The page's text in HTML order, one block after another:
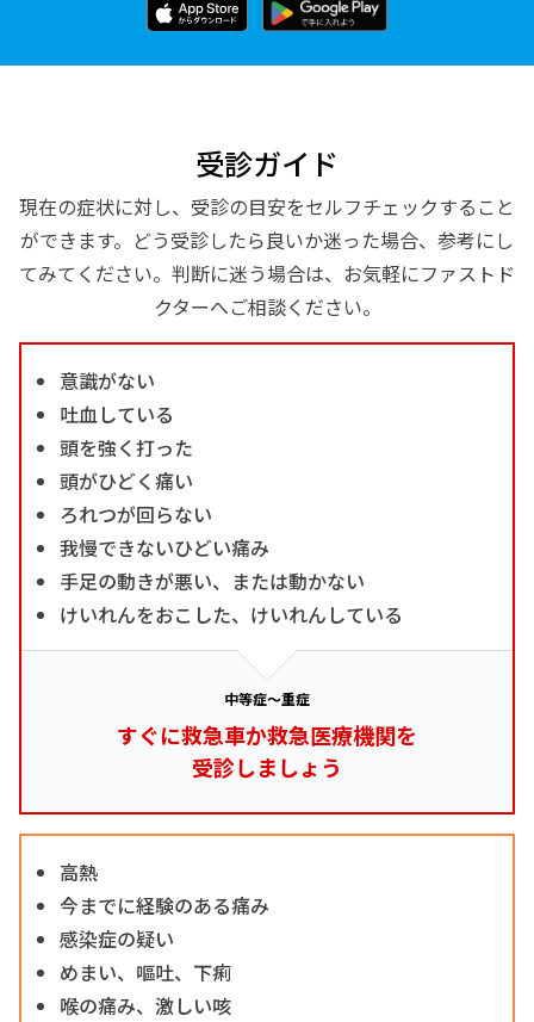
受診ガイド
現在の症状に対し、受診の目安をセルフチェックすること
ができます。どう受診したら良いか迷った場合、参考にし
てみてください。判断に迷う場合は、お気軽にファストド
クターへご相談ください。
意識がない
吐血している
頭を強く打った
頭がひどく痛い
ろれつが回らない
我慢できないひどい痛み
手足の動きが悪い、または動かない
けいれんをおこした、けいれんしている
中等症～重症
すぐに救急車か救急医療機関を
受診しましょう
高熱
今までに経験のある痛み
感染症の疑い
めまい、嘔吐、下痢
喉の痛み、激しい咳